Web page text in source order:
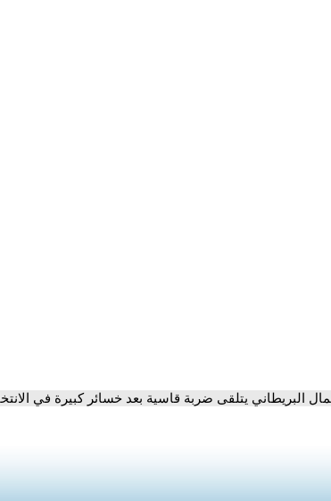
البريطاني يتلقى ضربة قاسية بعد خسائر كبيرة في